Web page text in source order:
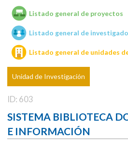
Unidades de investigación
Listado general de proyectos
Listado general de
Listado general de unidades
Unidad de Investigación
ID: 603
SISTEMA BIBLIOTECA
E INFORMACIÓN